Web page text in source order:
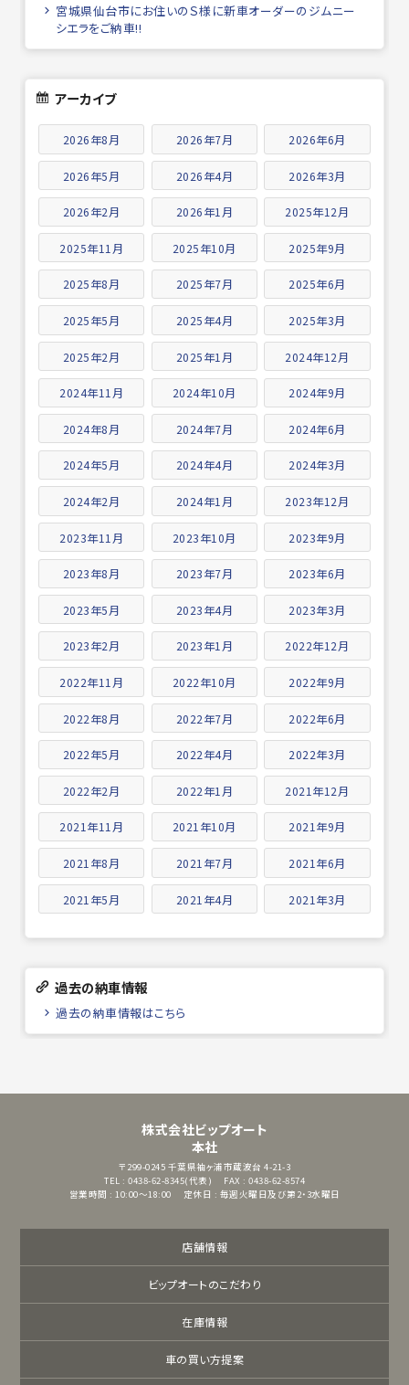
宮城県仙台市にお住いのＳ様に新車オーダーのジムニー
シエラをご納車!!
アーカイブ
2026年8月 2026年7月 2026年6月
2026年5月 2026年4月 2026年3月
2026年2月 2026年1月 2025年12月
2025年11月 2025年10月 2025年9月
2025年8月 2025年7月 2025年6月
2025年5月 2025年4月 2025年3月
2025年2月 2025年1月 2024年12月
2024年11月 2024年10月 2024年9月
2024年8月 2024年7月 2024年6月
2024年5月 2024年4月 2024年3月
2024年2月 2024年1月 2023年12月
2023年11月 2023年10月 2023年9月
2023年8月 2023年7月 2023年6月
2023年5月 2023年4月 2023年3月
2023年2月 2023年1月 2022年12月
2022年11月 2022年10月 2022年9月
2022年8月 2022年7月 2022年6月
2022年5月 2022年4月 2022年3月
2022年2月 2022年1月 2021年12月
2021年11月 2021年10月 2021年9月
2021年8月 2021年7月 2021年6月
2021年5月 2021年4月 2021年3月
過去の納車情報
過去の納車情報はこちら
株式会社ビップオート
本社
〒299-0245 千葉県袖ヶ浦市蔵波台 4-21-3
TEL : 0438-62-8345(代表)
FAX : 0438-62-8574
営業時間 : 10:00～18:00
定休日 : 毎週火曜日及び第2・3水曜日
店舗情報
ビップオートのこだわり
在庫情報
車の買い方提案